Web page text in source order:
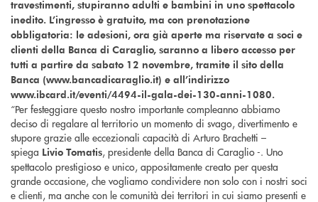
travestimenti, stupiranno adulti e bambini in uno spettacolo
inedito. L’ingresso è gratuito, ma con prenotazione
obbligatoria: le adesioni, ora già aperte ma riservate a soci e
clienti della Banca di Caraglio, saranno a libero accesso per
tutti a partire da sabato 12 novembre, tramite il sito della
Banca (www.bancadicaraglio.it) e all’indirizzo
www.ibcard.it/eventi/4494-il-gala-dei-130-anni-1080.
“Per festeggiare questo nostro importante compleanno abbiamo
deciso di regalare al territorio un momento di svago, divertimento e
stupore grazie alle eccezionali capacità di Arturo Brachetti –
spiega Livio Tomatis, presidente della Banca di Caraglio -. Uno
spettacolo prestigioso e unico, appositamente creato per questa
grande occasione, che vogliamo condividere non solo con i nostri soci
e clienti, ma anche con le comunità dei territori in cui siamo presenti e